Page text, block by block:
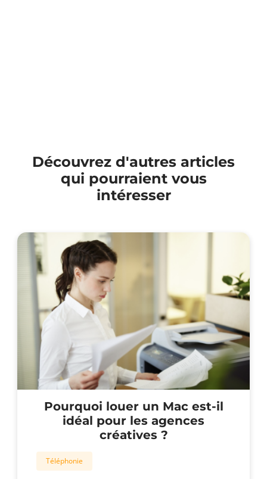
Découvrez d'autres articles
qui pourraient vous
intéresser
Pourquoi louer un Mac est-il
idéal pour les agences
créatives ?
Téléphonie